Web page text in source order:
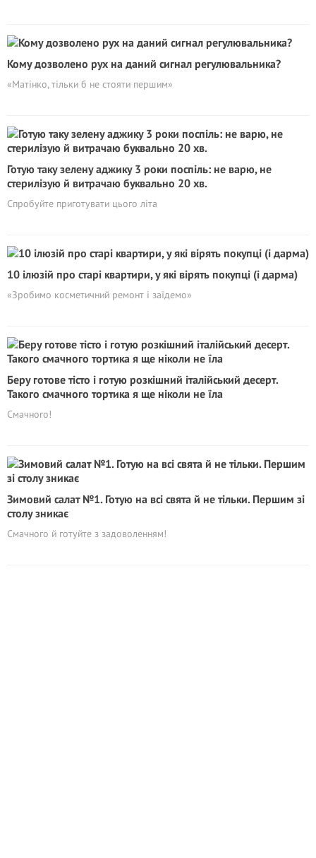
Кому дозволено рух на даний сигнал регулювальника?
«Матінко, тільки б не стояти першим»
Готую таку зелену аджику 3 роки поспіль: не варю, не
стерилізую й витрачаю буквально 20 хв.
Спробуйте приготувати цього літа
10 ілюзій про стаpi квартири, у які вірять покупці (і дарма)
«Зробимо косметичний ремонт і заїдемо»
Беру готове тісто і готую розкішний італійський десерт.
Такого смачного тортика я ще ніколи не їла
Смачного!
Зимовий салат №1. Готую на всі свята й не тільки. Першим зі
столу зникає
Смачного й готуйте з задоволенням!